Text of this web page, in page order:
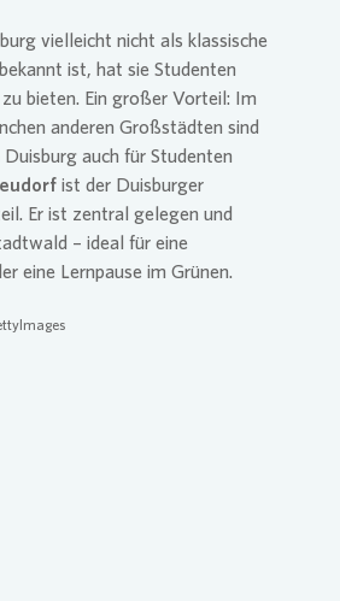
vielleicht nicht als klassische
ist, hat sie Studenten
bieten. Ein großer Vorteil: Im
anderen Großstädten sind
auch für Studenten
ist der Duisburger
Er ist zentral gelegen und
– ideal für eine
eine Lernpause im Grünen.